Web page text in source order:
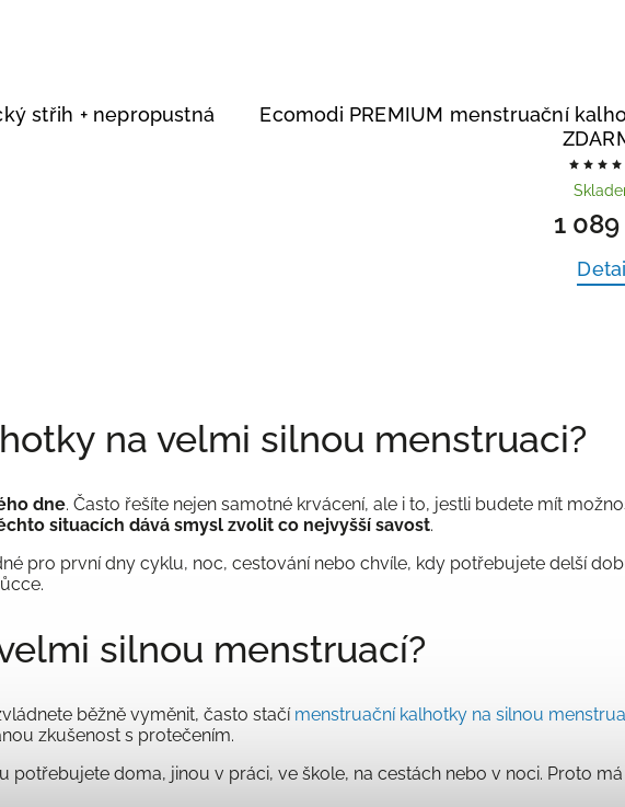
střih + nepropustná Ecomodi PREMIUM menstruační
1
na velmi silnou menstruaci?
dne. Často řešíte nejen samotné krvácení, ale i to, jestli budete mít
situacích dává smysl zvolit co nejvyšší savost.
pro první dny cyklu, noc, cestování nebo chvíle, kdy potřebujete delší
silnou menstruací?
běžně vyměnit, často stačí menstruační kalhotky na silnou
zkušenost s protečením.
potřebujete doma, jinou v práci, ve škole, na cestách nebo v noci. Proto